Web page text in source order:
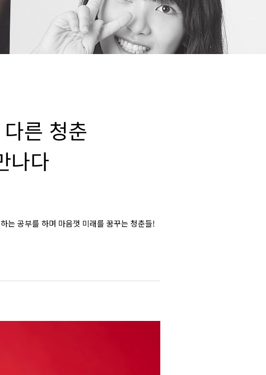
른 청춘
나다
는 공부를 하며 마음껏 미래를 꿈꾸는 청춘들!